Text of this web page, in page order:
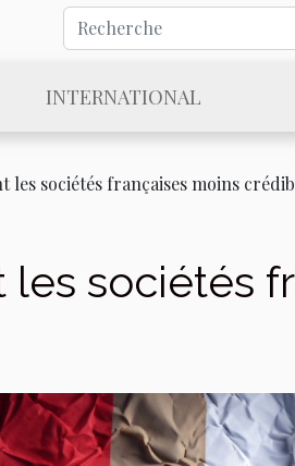
INTERNATIONAL
les sociétés françaises moins
les sociétés